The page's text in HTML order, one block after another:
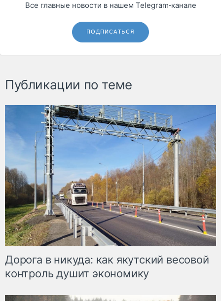
Все главные новости в нашем Telegram‑канале
ПОДПИСАТЬСЯ
Публикации по теме
Дорога в никуда: как якутский весовой
контроль душит экономику